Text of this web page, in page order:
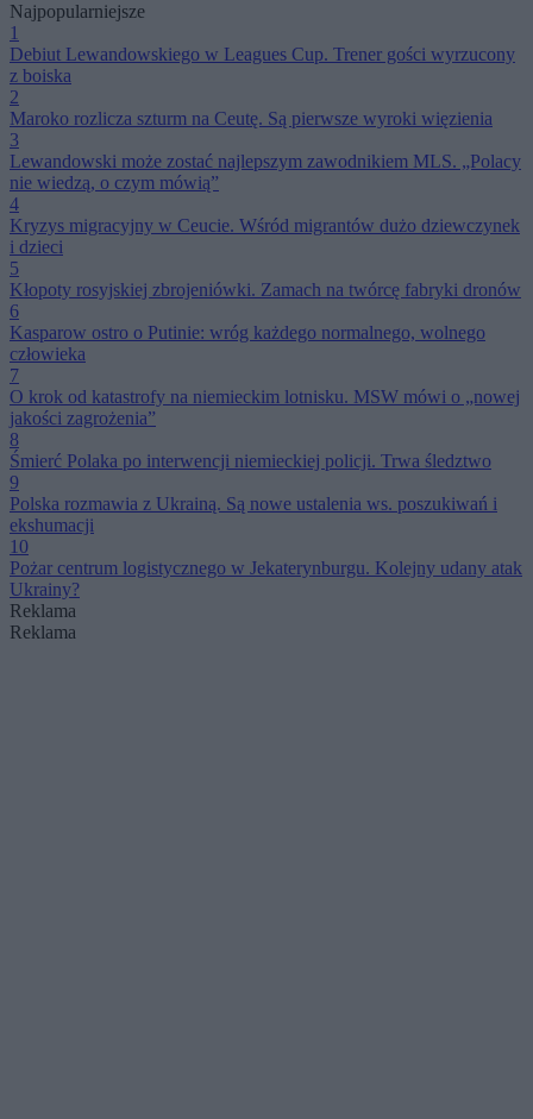
Najpopularniejsze
1
Debiut Lewandowskiego w Leagues Cup. Trener gości wyrzucony
z boiska
2
Maroko rozlicza szturm na Ceutę. Są pierwsze wyroki więzienia
3
Lewandowski może zostać najlepszym zawodnikiem MLS. „Polacy
nie wiedzą, o czym mówią”
4
Kryzys migracyjny w Ceucie. Wśród migrantów dużo dziewczynek
i dzieci
5
Kłopoty rosyjskiej zbrojeniówki. Zamach na twórcę fabryki dronów
6
Kasparow ostro o Putinie: wróg każdego normalnego, wolnego
człowieka
7
O krok od katastrofy na niemieckim lotnisku. MSW mówi o „nowej
jakości zagrożenia”
8
Śmierć Polaka po interwencji niemieckiej policji. Trwa śledztwo
9
Polska rozmawia z Ukrainą. Są nowe ustalenia ws. poszukiwań i
ekshumacji
10
Pożar centrum logistycznego w Jekaterynburgu. Kolejny udany atak
Ukrainy?
Reklama
Reklama